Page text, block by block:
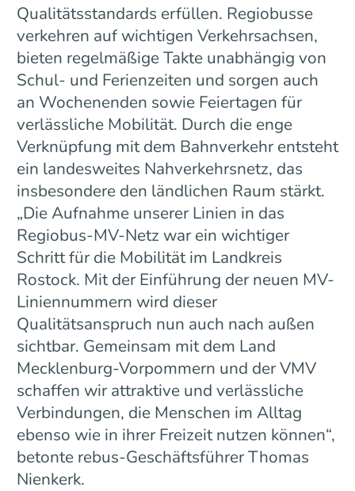
Qualitätsstandards erfüllen. Regiobusse
verkehren auf wichtigen Verkehrsachsen,
bieten regelmäßige Takte unabhängig von
Schul- und Ferienzeiten und sorgen auch
an Wochenenden sowie Feiertagen für
verlässliche Mobilität. Durch die enge
Verknüpfung mit dem Bahnverkehr entsteht
ein landesweites Nahverkehrsnetz, das
insbesondere den ländlichen Raum stärkt.
„Die Aufnahme unserer Linien in das
Regiobus-MV-Netz war ein wichtiger
Schritt für die Mobilität im Landkreis
Rostock. Mit der Einführung der neuen MV-
Liniennummern wird dieser
Qualitätsanspruch nun auch nach außen
sichtbar. Gemeinsam mit dem Land
Mecklenburg-Vorpommern und der VMV
schaffen wir attraktive und verlässliche
Verbindungen, die Menschen im Alltag
ebenso wie in ihrer Freizeit nutzen können“,
betonte rebus-Geschäftsführer Thomas
Nienkerk.